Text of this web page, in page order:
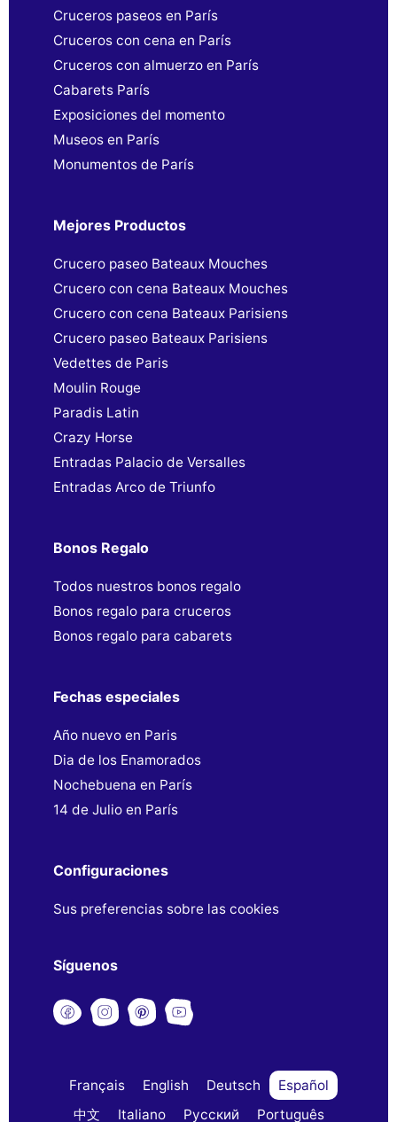
Cruceros paseos en París
Cruceros con cena en París
Cruceros con almuerzo en París
Cabarets París
Exposiciones del momento
Museos en París
Monumentos de París
Mejores Productos
Crucero paseo Bateaux Mouches
Crucero con cena Bateaux Mouches
Crucero con cena Bateaux Parisiens
Crucero paseo Bateaux Parisiens
Vedettes de Paris
Moulin Rouge
Paradis Latin
Crazy Horse
Entradas Palacio de Versalles
Entradas Arco de Triunfo
Bonos Regalo
Todos nuestros bonos regalo
Bonos regalo para cruceros
Bonos regalo para cabarets
Fechas especiales
Año nuevo en Paris
Dia de los Enamorados
Nochebuena en París
14 de Julio en París
Configuraciones
Sus preferencias sobre las cookies
Síguenos
Français English Deutsch
Español
中文
Italiano Русский Português